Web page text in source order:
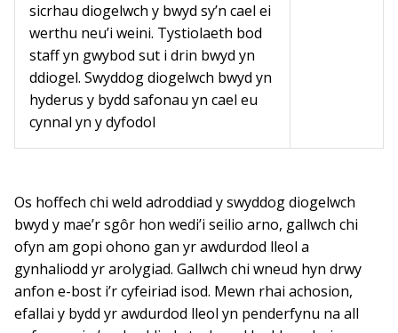
sicrhau diogelwch y bwyd sy’n cael ei
werthu neu’i weini. Tystiolaeth bod
staff yn gwybod sut i drin bwyd yn
ddiogel. Swyddog diogelwch bwyd yn
hyderus y bydd safonau yn cael eu
cynnal yn y dyfodol
Os hoffech chi weld adroddiad y swyddog diogelwch
bwyd y mae’r sgôr hon wedi’i seilio arno, gallwch chi
ofyn am gopi ohono gan yr awdurdod lleol a
gynhaliodd yr arolygiad. Gallwch chi wneud hyn drwy
anfon e-bost i’r cyfeiriad isod. Mewn rhai achosion,
efallai y bydd yr awdurdod lleol yn penderfynu na all